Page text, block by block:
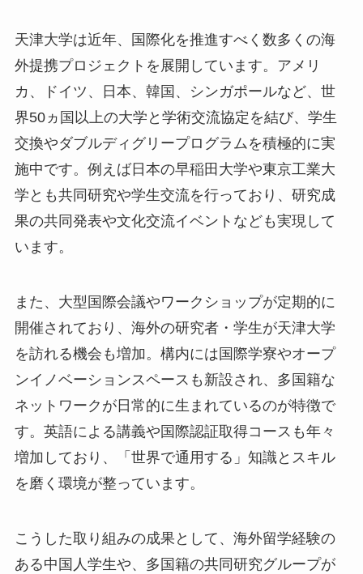
天津大学は近年、国際化を推進すべく数多くの海
外提携プロジェクトを展開しています。アメリ
カ、ドイツ、日本、韓国、シンガポールなど、世
界50ヵ国以上の大学と学術交流協定を結び、学生
交換やダブルディグリープログラムを積極的に実
施中です。例えば日本の早稲田大学や東京工業大
学とも共同研究や学生交流を行っており、研究成
果の共同発表や文化交流イベントなども実現して
います。
また、大型国際会議やワークショップが定期的に
開催されており、海外の研究者・学生が天津大学
を訪れる機会も増加。構内には国際学寮やオープ
ンイノベーションスペースも新設され、多国籍な
ネットワークが日常的に生まれているのが特徴で
す。英語による講義や国際認証取得コースも年々
増加しており、「世界で通用する」知識とスキル
を磨く環境が整っています。
こうした取り組みの成果として、海外留学経験の
ある中国人学生や、多国籍の共同研究グループが